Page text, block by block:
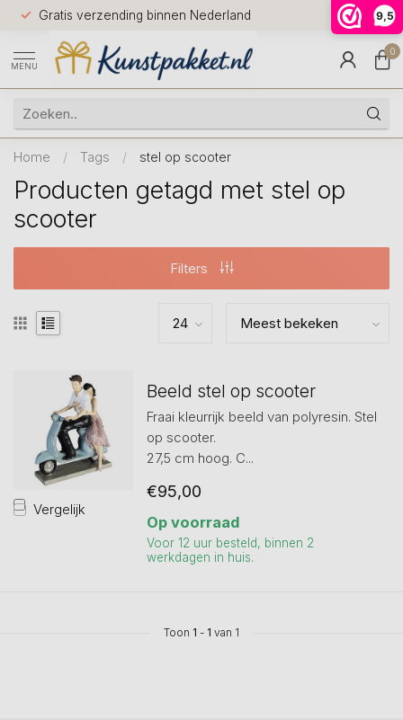
9,5
Gratis verzending binnen Nederland
Voor
huis
9.5
MENU
0
Home / Tags / stel op scooter
Producten getagd met stel op
scooter
Filters
Vergelijk
Beeld stel op scooter
Fraai kleurrijk beeld van polyresin. Stel
op scooter.
27,5 cm hoog. C...
€95,00
Op voorraad
Voor 12 uur besteld, binnen 2
werkdagen in huis.
Toon 1 - 1 van 1